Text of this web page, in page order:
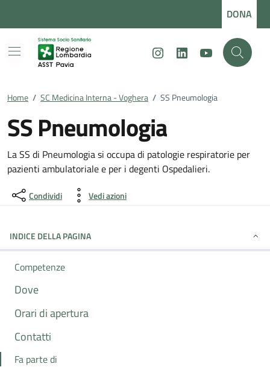
DONA
InstagramLinkedInYoutube
Home / SC Medicina Interna - Voghera / SS Pneumologia
SS Pneumologia
Dettagli della notizia
La SS di Pneumologia si occupa di patologie respiratorie per
pazienti ambulatoriale e per i degenti Ospedalieri.
Condividi Vedi azioni
INDICE DELLA PAGINA
Competenze
Dove
Orari di apertura
Contatti
Fa parte di